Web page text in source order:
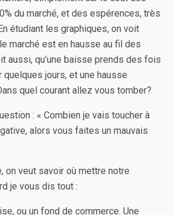
du marché, et des espérences, très
étudiant les graphiques, on voit
marché est en hausse au fil des
aussi, qu’une baisse prends des fois
jours, et une hausse
quel courant allez vous tomber?
: « Combien je vais toucher à
alors vous faites un mauvais
on veut savoir où mettre notre
je vous dis tout :
ou un fond de commerce. Une